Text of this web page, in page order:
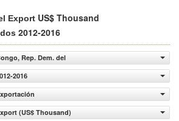
Export US$ Thousand
2012-2016
Rep. Dem. del
2016
(US$ Thousand)